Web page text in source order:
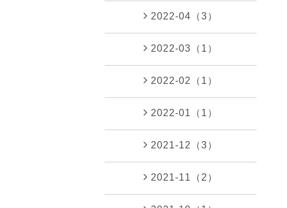
2022-04（3）
2022-03（1）
2022-02（1）
2022-01（1）
2021-12（3）
2021-11（2）